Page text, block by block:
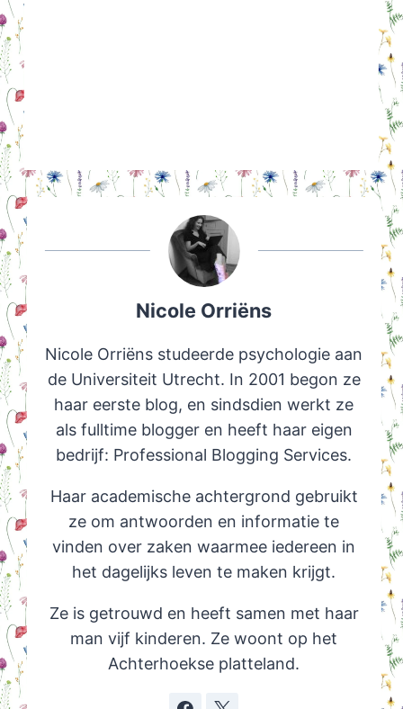
Nicole Orriëns
Nicole Orriëns studeerde psychologie aan
de Universiteit Utrecht. In 2001 begon ze
haar eerste blog, en sindsdien werkt ze
als fulltime blogger en heeft haar eigen
bedrijf: Professional Blogging Services.
Haar academische achtergrond gebruikt
ze om antwoorden en informatie te
vinden over zaken waarmee iedereen in
het dagelijks leven te maken krijgt.
Ze is getrouwd en heeft samen met haar
man vijf kinderen. Ze woont op het
Achterhoekse platteland.